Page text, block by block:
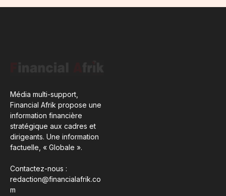
Média multi-support,
Financial Afrik propose une
information financière
stratégique aux cadres et
dirigeants. Une information
factuelle, « Globale ».
Contactez-nous :
redaction@financialafrik.co
m